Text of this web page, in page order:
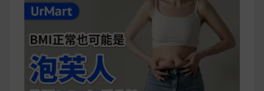
運動健身飲食建議
2020 年最新蛋白粉終極指南，讓你一次搞